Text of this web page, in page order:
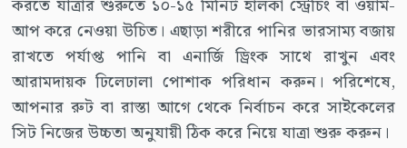
করতে যাত্রার শুরুতে ১০-১৫ মিনিট হালকা স্ট্রেচিং বা ওয়ার্ম-
আপ করে নেওয়া উচিত। এছাড়া শরীরে পানির ভারসাম্য বজায়
রাখতে পর্যাপ্ত পানি বা এনার্জি ড্রিংক সাথে রাখুন এবং
আরামদায়ক ঢিলেঢালা পোশাক পরিধান করুন। পরিশেষে,
আপনার রুট বা রাস্তা আগে থেকে নির্বাচন করে সাইকেলের
সিট নিজের উচ্চতা অনুযায়ী ঠিক করে নিয়ে যাত্রা শুরু করুন।